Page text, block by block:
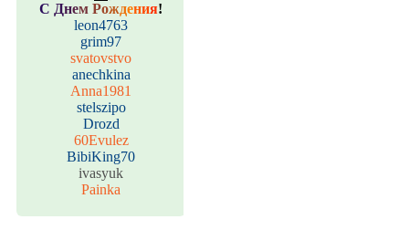
С Днем Рождения!
leon4763
grim97
svatovstvo
anechkina
Anna1981
stelszipo
Drozd
60Evulez
BibiKing70
ivasyuk
Painka